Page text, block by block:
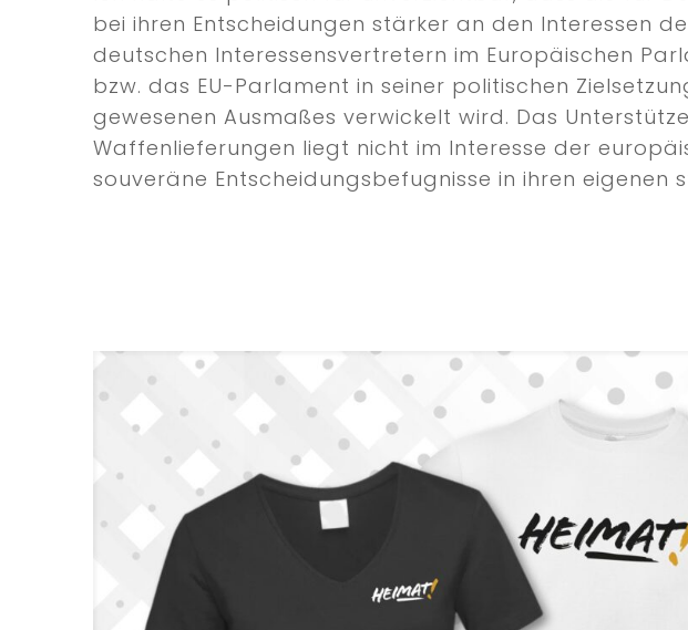
bei ihren Entscheidungen stärker an den Interessen
deutschen Interessensvertretern im Europäischen
bzw. das EU-Parlament in seiner politischen
gewesenen Ausmaßes verwickelt wird. Das
Waffenlieferungen liegt nicht im Interesse der
souveräne Entscheidungsbefugnisse in ihren